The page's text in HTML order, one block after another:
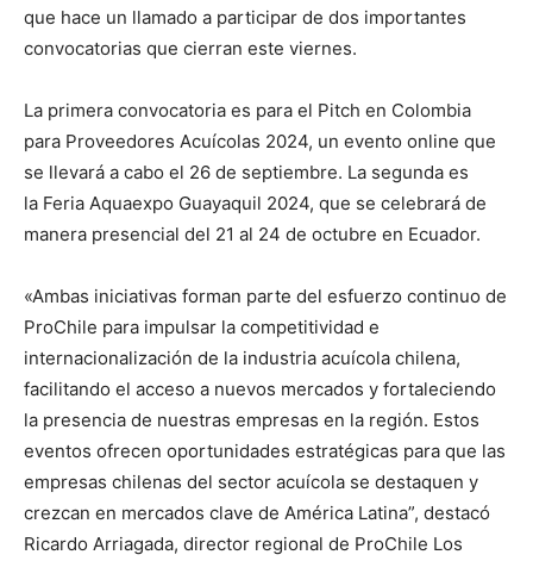
que hace un llamado a participar de dos importantes
convocatorias que cierran este viernes.
La primera convocatoria es para el Pitch en Colombia
para Proveedores Acuícolas 2024, un evento online que
se llevará a cabo el 26 de septiembre. La segunda es
la Feria Aquaexpo Guayaquil 2024, que se celebrará de
manera presencial del 21 al 24 de octubre en Ecuador.
«Ambas iniciativas forman parte del esfuerzo continuo de
ProChile para impulsar la competitividad e
internacionalización de la industria acuícola chilena,
facilitando el acceso a nuevos mercados y fortaleciendo
la presencia de nuestras empresas en la región. Estos
eventos ofrecen oportunidades estratégicas para que las
empresas chilenas del sector acuícola se destaquen y
crezcan en mercados clave de América Latina”, destacó
Ricardo Arriagada, director regional de ProChile Los